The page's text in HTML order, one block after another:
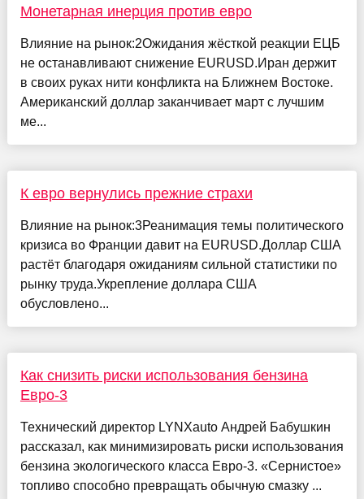
Монетарная инерция против евро
Влияние на рынок:2Ожидания жёсткой реакции ЕЦБ
не останавливают снижение EURUSD.Иран держит
в своих руках нити конфликта на Ближнем Востоке.
Американский доллар заканчивает март с лучшим
ме...
К евро вернулись прежние страхи
Влияние на рынок:3Реанимация темы политического
кризиса во Франции давит на EURUSD.Доллар США
растёт благодаря ожиданиям сильной статистики по
рынку труда.Укрепление доллара США
обусловлено...
Как снизить риски использования бензина
Евро-3
Технический директор LYNXauto Андрей Бабушкин
рассказал, как минимизировать риски использования
бензина экологического класса Евро-3. «Сернистое»
топливо способно превращать обычную смазку ...